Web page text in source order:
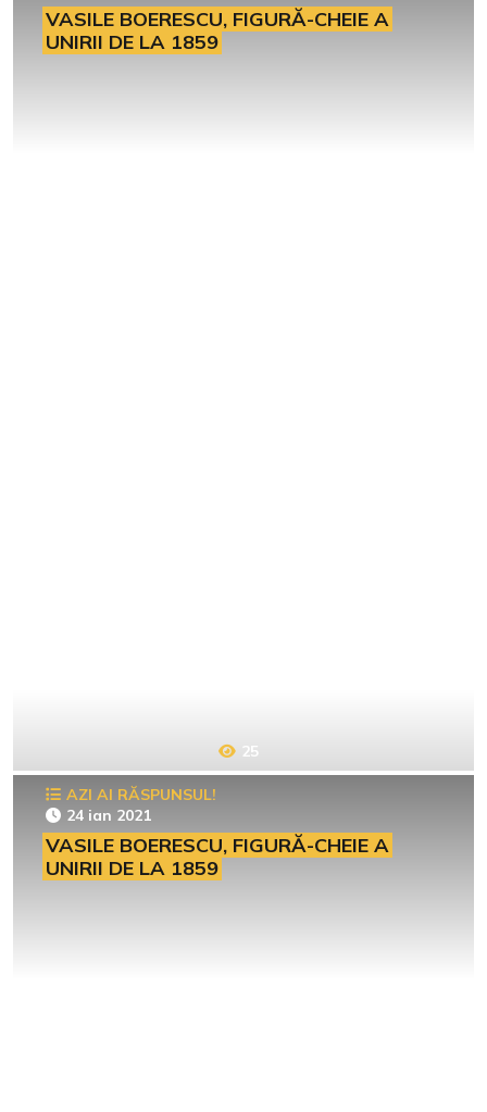
VASILE BOERESCU, FIGURĂ-CHEIE A
UNIRII DE LA 1859
25
AZI AI RĂSPUNSUL!
24 ian 2021
VASILE BOERESCU, FIGURĂ-CHEIE A
UNIRII DE LA 1859